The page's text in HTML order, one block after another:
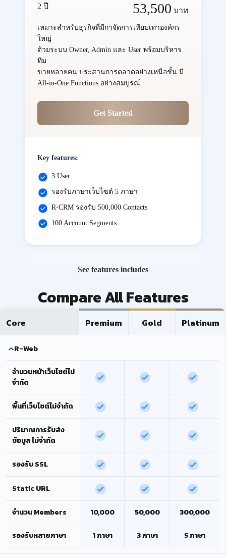
2 ปี 53,500 บาท
เหมาะสำหรับธุรกิจที่มีกาจัดการเทียบเท่าองค์กร
ใหญ่
ด้วยระบบ Owner, Admin และ User พร้อมบริหาร
ทีม
ขายหลายคน ประสานการตลาดอย่างเหนือชั้น มี
All-in-One Functions อย่างสมบูรณ์
Get Started
Key features:
3 User
รองรับภาษาเว็บไซต์ 5 ภาษา
R-CRM รองรับ 500,000 Contacts
100 Account Segments
See features includes
Compare All Features
Core Premium Gold Platinum
R-Web
จำนวนหน้าเว็บไซต์ไม่
จำกัด
พื้นที่เว็บไซต์ไม่จำกัด
ปริมาณการรับส่ง
ข้อมูล ไม่จำกัด
รองรับ SSL
Static URL
จำนวน Members 10,000 50,000 300,000
รองรับหลายภาษา 1 ภาษา 3 ภาษา 5 ภาษา